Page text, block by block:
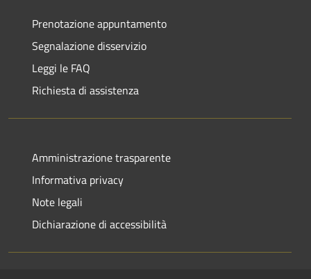
Prenotazione appuntamento
Segnalazione disservizio
Leggi le FAQ
Richiesta di assistenza
Amministrazione trasparente
Informativa privacy
Note legali
Dichiarazione di accessibilità